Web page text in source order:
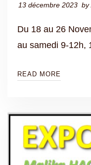
13 décembre 2023 by
Du 18 au 26
au samedi 9-12h,
READ MORE